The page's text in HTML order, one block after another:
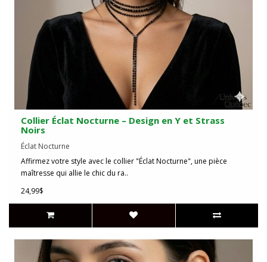
Collier Éclat Nocturne – Design en Y et Strass
Noirs
Éclat Nocturne
Affirmez votre style avec le collier "Éclat Nocturne", une pièce
maîtresse qui allie le chic du ra..
24,99$